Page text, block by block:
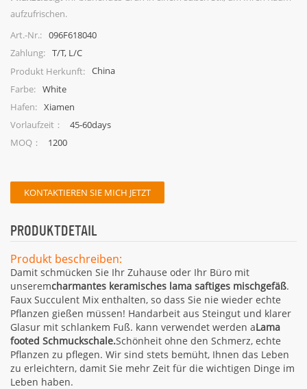
aufzufrischen.
Art.-Nr.: 096F618040
Zahlung: T/T, L/C
Produkt Herkunft: China
Farbe: White
Hafen: Xiamen
Vorlaufzeit：
45-60days
MOQ：
1200
KONTAKTIEREN SIE MICH JETZT
PRODUKTDETAIL
Produkt beschreiben:
Damit schmücken Sie Ihr Zuhause oder Ihr Büro mit
unseremcharmantes keramisches lama saftiges mischgefäß.
Faux Succulent Mix enthalten, so dass Sie nie wieder echte
Pflanzen gießen müssen! Handarbeit aus Steingut und klarer
Glasur mit schlankem Fuß. kann verwendet werden aLama
footed Schmuckschale.Schönheit ohne den Schmerz, echte
Pflanzen zu pflegen. Wir sind stets bemüht, Ihnen das Leben
zu erleichtern, damit Sie mehr Zeit für die wichtigen Dinge im
Leben haben.